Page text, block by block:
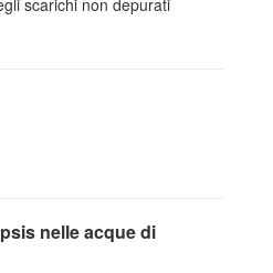
scarichi non depurati
nelle acque di